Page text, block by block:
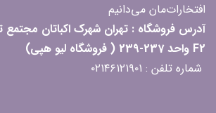
افتخارات‌مان می‌دانیم
آدرس فروشگاه : تهران شهرک اکباتان مجتمع
F2 واحد 237-239 ( فروشگاه لیو هپی)
شماره تلفن : ۰۲۱۴۶۱۲۱۹۰۱